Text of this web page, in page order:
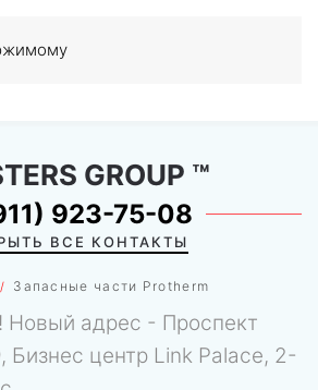
Запасные части Protherm
GROUP ™
923-75-08
ВСЕ КОНТАКТЫ
Новый адрес - Проспект
Бизнес центр Link Palace, 2-